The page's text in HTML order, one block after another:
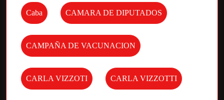
Caba CAMARA DE DIPUTADOS
CAMPAÑA DE VACUNACION
CARLA VIZZOTI CARLA VIZZOTTI